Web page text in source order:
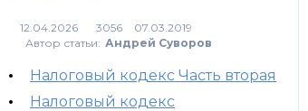
3056
Автор статьи: Андрей Суворов
Налоговый кодекс Часть вторая
Налоговый кодекс